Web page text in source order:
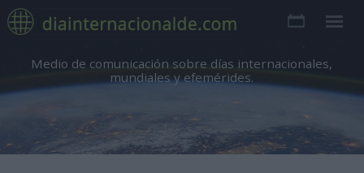
Medio de comunicación sobre días internacionales,
mundiales y efemérides.